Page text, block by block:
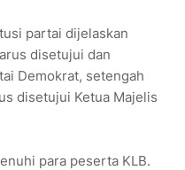
partai dijelaskan
disetujui dan
Demokrat, setengah
disetujui Ketua Majelis
para peserta KLB.